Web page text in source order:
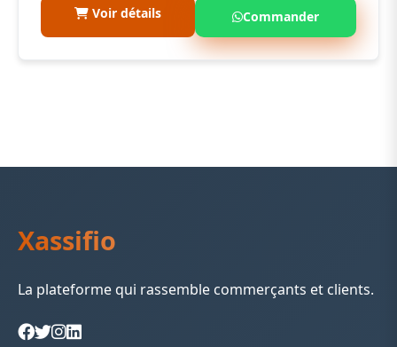
Voir détails Commander
Xassifio
La plateforme qui rassemble commerçants et clients.